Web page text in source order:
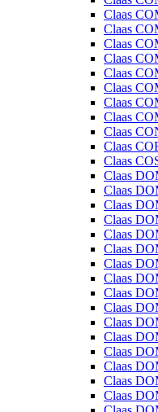
Claas
Claas
Claas
Claas
Claas
Claas
Claas
Claas
Claas
Claas
Claas
Claas
Claas
Claas
Claas
Claas
Claas
Claas
Claas
Claas
Claas
Claas
Claas
Claas
Claas
Claas
Claas